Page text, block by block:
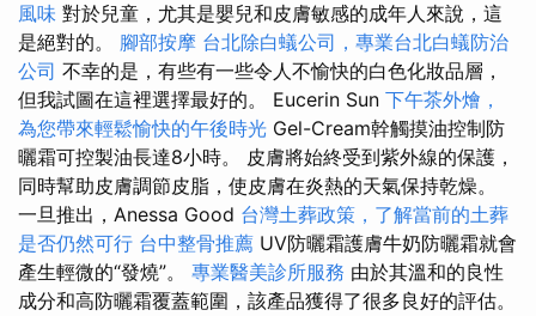
風味 對於兒童，尤其是嬰兒和皮膚敏感的成年人來說，這
是絕對的。 腳部按摩 台北除白蟻公司，專業台北白蟻防治
公司 不幸的是，有些有一些令人不愉快的白色化妝品層，
但我試圖在這裡選擇最好的。 Eucerin Sun 下午茶外燴，
為您帶來輕鬆愉快的午後時光 Gel-Cream幹觸摸油控制防
曬霜可控製油長達8小時。 皮膚將始終受到紫外線的保護，
同時幫助皮膚調節皮脂，使皮膚在炎熱的天氣保持乾燥。
一旦推出，Anessa Good 台灣土葬政策，了解當前的土葬
是否仍然可行 台中整骨推薦 UV防曬霜護膚牛奶防曬霜就會
產生輕微的“發燒”。 專業醫美診所服務 由於其溫和的良性
成分和高防曬霜覆蓋範圍，該產品獲得了很多良好的評估。